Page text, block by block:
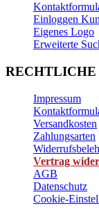
Einloggen
Eigenes Logo
Erweiterte
Impressum
Versandkosten
Zahlungsarten
Vertrag
AGB
Datenschutz
Cookie-